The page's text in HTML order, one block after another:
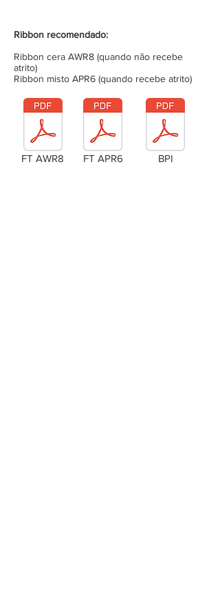
Ribbon recomendado:
Ribbon cera AWR8 (quando não recebe
atrito)
Ribbon misto APR6 (quando recebe atrito)
FT AWR8 FT APR6 BPI